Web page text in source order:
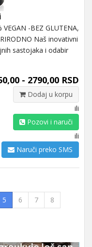
-BEZ GLUTENA,
Naš inovativni
sastojaka i odabir
- 2790,00 RSD
Dodaj u korpu
ili
Pozovi i naruči
ili
Naruči preko SMS
5 6 7
8